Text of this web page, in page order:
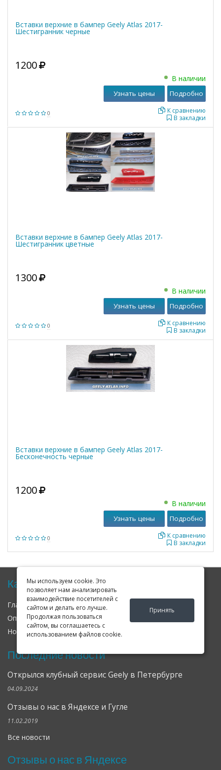
Мы используем cookie. Это
позволяет нам анализировать
взаимодействие посетителей с
сайтом и делать его лучше.
Продолжая пользоваться
сайтом, вы соглашаетесь с
использованием файлов cookie.
Принять
Вставки верхние в бампер Geely Atlas 2017-
Шестигранник черные
0
1200
В наличии
В закладки
К сравнению
Узнать цены Подробно
Вставки верхние в бампер Geely Atlas 2017-
Шестигранник цветные
0
1300
В наличии
В закладки
К сравнению
Узнать цены Подробно
Вставки верхние в бампер Geely Atlas 2017-
Бесконечность черные
0
1200
В наличии
В закладки
К сравнению
Узнать цены Подробно
Карта сайта
Главная О нас
Оплата
Доставка
Новости
Оферта
Последние новости
Открылся клубный сервис Geely в Петербурге
04.09.2024
Отзывы о нас в Яндексе и Гугле
11.02.2019
Все новости
Отзывы о нас в Яндексе